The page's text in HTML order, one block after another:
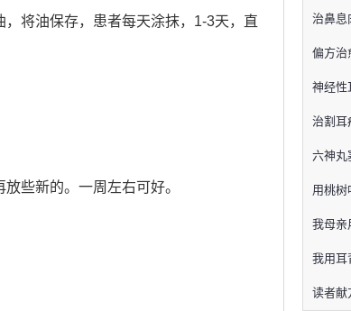
将油保存，患者每天涂抹，1-3天，直
些新的。一周左右可好。
治鼻息
偏方治
神经性
治割耳
六神丸
用桃树
我母亲
我用耳
读者献